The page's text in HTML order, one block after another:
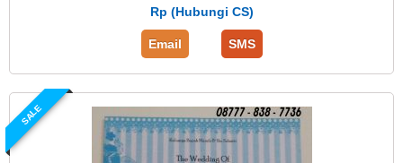
Rp (Hubungi CS)
Email SMS
SALE